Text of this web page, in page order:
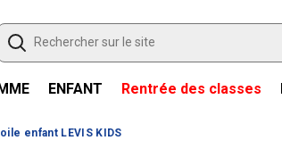
ENFANT Rentrée des classes
enfant LEVIS KIDS